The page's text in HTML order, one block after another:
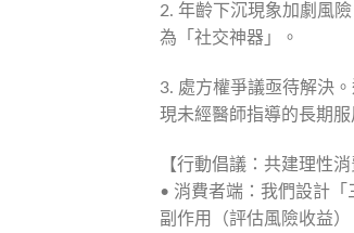
2. 年齡下沉現象加劇風
為「社交神器」。
3. 處方權爭議亟待解決
現未經醫師指導的長期
【行動倡議：共建理性消
• 消費者端：我們設計
副作用（評估風險收益